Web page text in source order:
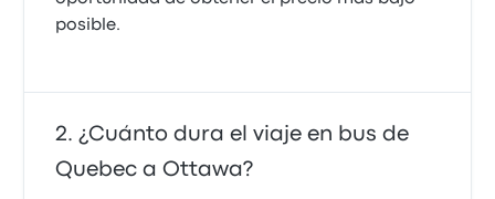
posible.
¿Cuánto dura el viaje en bus de
Quebec a Ottawa?